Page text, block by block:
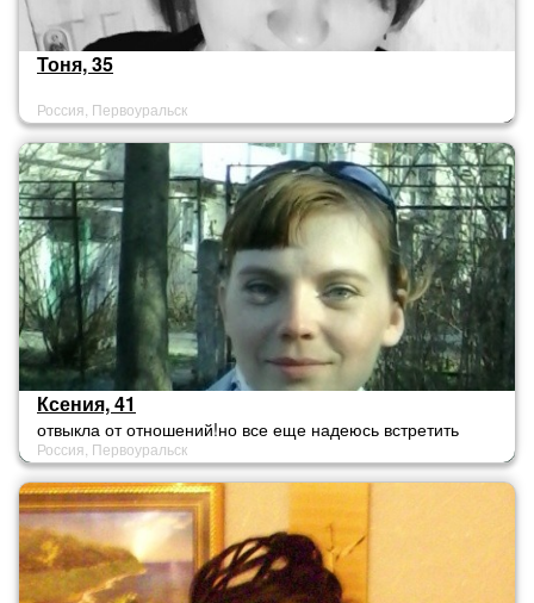
Тоня, 35
Россия, Первоуральск
Ксения, 41
отвыкла от отношений!но все еще надеюсь встретить
вторую половинку!
Россия, Первоуральск